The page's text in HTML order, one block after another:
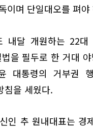
이며 단일대오를 펴
내달 개원하는 22대
을 필두로 한 거대
대통령의 거부권
침을 세웠다.
인 추 원내대표는